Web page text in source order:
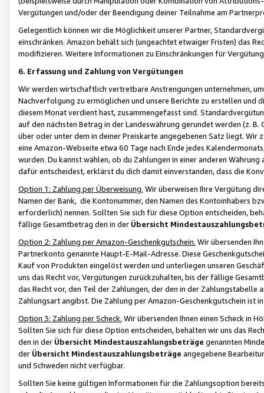
Vergütungen und/oder der Beendigung deiner Teilnahme am
Gelegentlich können wir die Möglichkeit unserer Partner,
einschränken. Amazon behält sich (ungeachtet etwaiger Fristen) das
modifizieren. Weitere Informationen zu Einschränkungen für
6. Erfassung und Zahlung von Vergütungen
Wir werden wirtschaftlich vertretbare Anstrengungen unternehmen,
Nachverfolgung zu ermöglichen und unsere Berichte zu erstellen und
diesem Monat verdient hast, zusammengefasst sind.
auf den nächsten Betrag in der Landeswährung gerundet werden (z.
über oder unter dem in deiner Preiskarte angegebenen Satz liegt.
eine Amazon-Webseite etwa 60 Tage nach Ende jedes
wurden. Du kannst wählen, ob du Zahlungen in einer anderen
dafür entscheidest, erklärst du dich damit einverstanden, dass die
Option 1: Zahlung per Überweisung. Wir überweisen Ihre Vergütung
Namen der Bank, die Kontonummer, den Namen des Kontoinhabers
erforderlich) nennen. Sollten Sie sich für diese Option entscheiden,
fällige Gesamtbetrag den in der Übersicht
Option 2: Zahlung per Amazon-Geschenkgutschein. Wir übersenden
Partnerkonto genannte Haupt-E-Mail-Adresse. Diese
Kauf von Produkten eingelöst werden und unterliegen unseren
uns das Recht vor, Vergütungen zurückzuhalten, bis der fällige
das Recht vor, den Teil der Zahlungen, der den in der
Zahlungsart angibst. Die Zahlung per Amazon-Geschenkgutschein ist
Option 3: Zahlung per Scheck. Wir übersenden Ihnen einen Scheck in
Sollten Sie sich für diese Option entscheiden, behalten wir uns das
den in der Übersicht Mindestauszahlungsbeträge genannten
der Übersicht Mindestauszahlungsbeträge angegebene
und Schweden nicht verfügbar.
Sollten Sie keine gültigen Informationen für die Zahlungsoption